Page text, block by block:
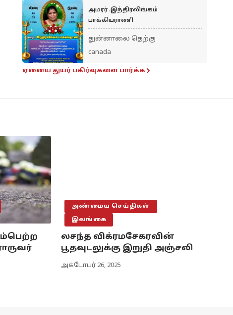
அமரர் .இந்திரலிங்கம்
பாக்கியராணி
துன்னாலை தெற்கு
canada
ஏனைய துயர் பகிர்வுகளை பார்க்க
அண்மைய செய்திகள்
இலங்கை
லசந்த விக்ரமசேகரவின்
பூதவுடலுக்கு இறுதி அஞ்சலி
அக்டோபர் 26, 2025